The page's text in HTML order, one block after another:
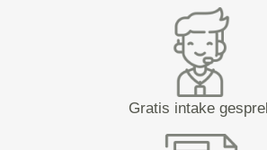
Gratis intake